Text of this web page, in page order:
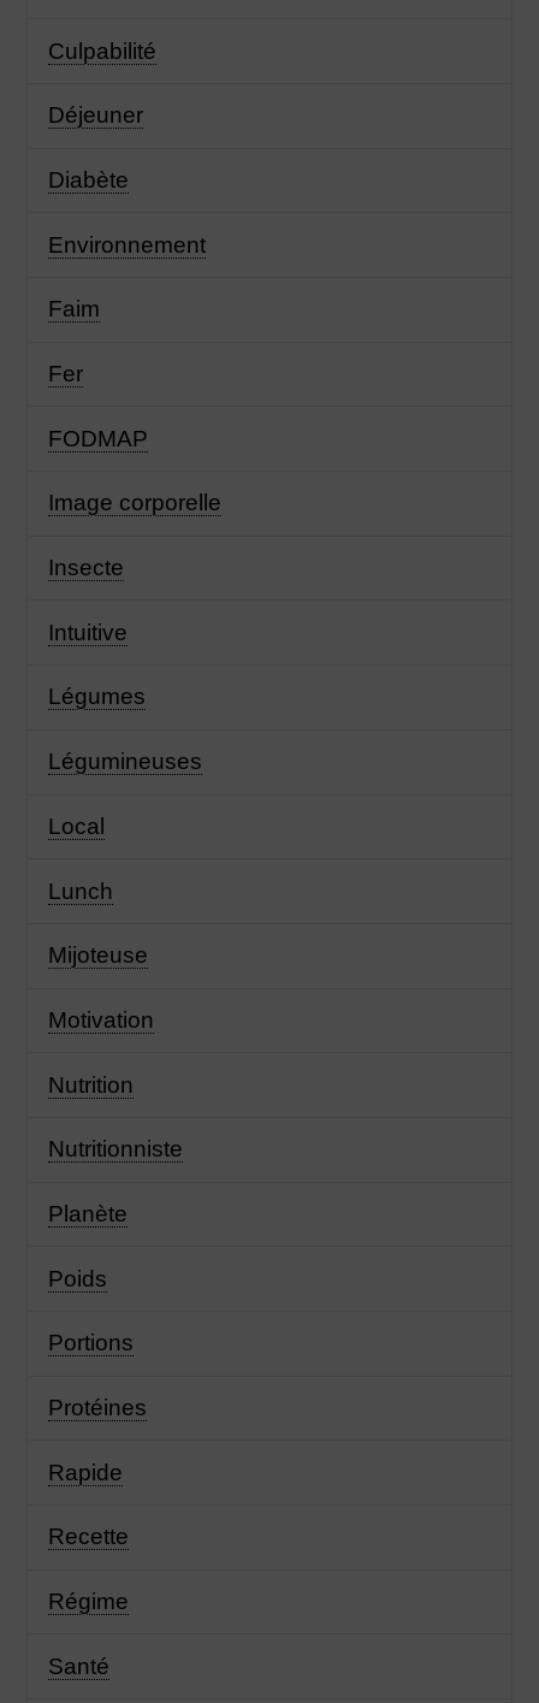
Culpabilité
Déjeuner
Diabète
Environnement
Faim
Fer
FODMAP
Image corporelle
Insecte
Intuitive
Légumes
Légumineuses
Local
Lunch
Mijoteuse
Motivation
Nutrition
Nutritionniste
Planète
Poids
Portions
Protéines
Rapide
Recette
Régime
Santé